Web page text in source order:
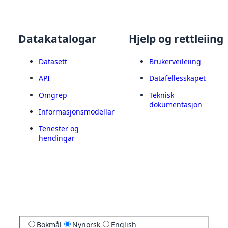
Datakatalogar
Datasett
API
Omgrep
Informasjonsmodellar
Tenester og
hendingar
Hjelp og rettleiing
Brukerveileiing
Datafellesskapet
Teknisk
dokumentasjon
Bokmål Nynorsk English